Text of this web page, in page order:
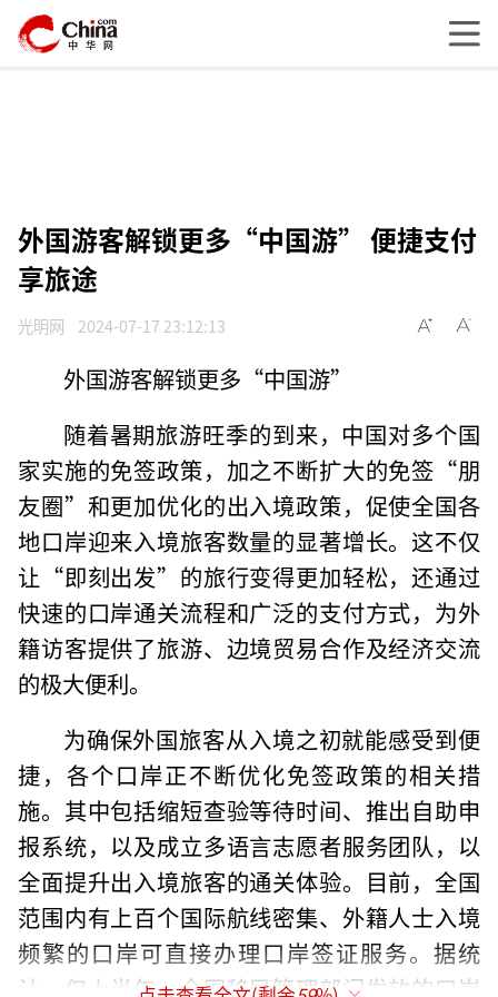
外国游客解锁更多“中国游” 便捷支付
享旅途
光明网 2024-07-17 23:12:13
外国游客解锁更多“中国游”
随着暑期旅游旺季的到来，中国对多个国
家实施的免签政策，加之不断扩大的免签“朋
友圈”和更加优化的出入境政策，促使全国各
地口岸迎来入境旅客数量的显著增长。这不仅
让“即刻出发”的旅行变得更加轻松，还通过
快速的口岸通关流程和广泛的支付方式，为外
籍访客提供了旅游、边境贸易合作及经济交流
的极大便利。
为确保外国旅客从入境之初就能感受到便
捷，各个口岸正不断优化免签政策的相关措
施。其中包括缩短查验等待时间、推出自助申
报系统，以及成立多语言志愿者服务团队，以
全面提升出入境旅客的通关体验。目前，全国
范围内有上百个国际航线密集、外籍人士入境
频繁的口岸可直接办理口岸签证服务。据统
计，仅上半年，全国移民管理部门发放的口岸